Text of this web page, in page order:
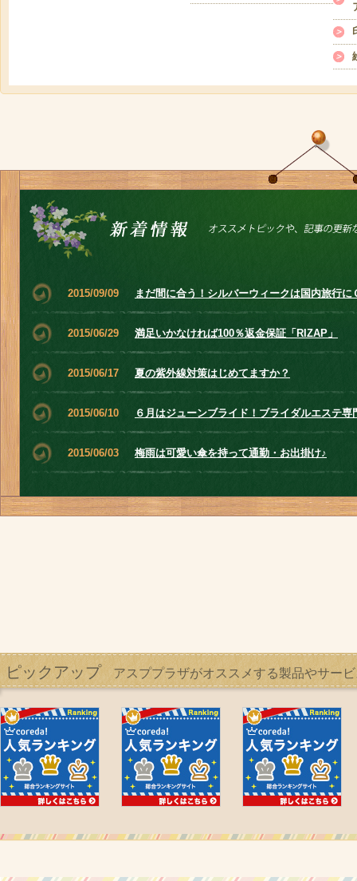
2015/09/09 まだ間に合う！シルバーウィークは国内旅行に
2015/06/29 満足いかなければ100％返金保証「RIZAP」
2015/06/17 夏の紫外線対策はじめてますか？
2015/06/10 ６月はジューンブライド！ブライダルエステ専
2015/06/03 梅雨は可愛い傘を持って通勤・お出掛け♪
ピックアップ アスププラザがオススメする製品やサー